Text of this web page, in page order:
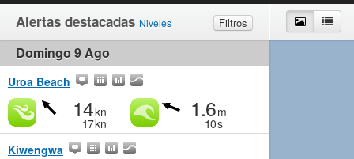
Alertas destacadas Niveles
Filtros
Viento
Olas
Domingo 9 Ago
Uroa Beach
14kn
17kn
1.6m
10s
Kiwengwa
Mapa